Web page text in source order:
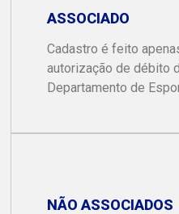
ASSOCIADO
Cadastro é feito
autorização de débito
Departamento de
NÃO ASSOCIADOS